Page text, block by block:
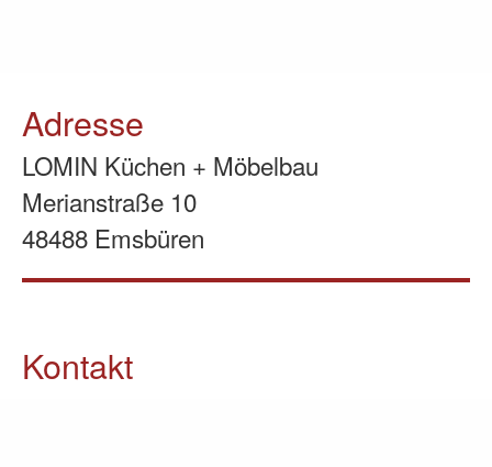
Adresse
LOMIN Küchen + Möbelbau
Merianstraße 10
48488 Emsbüren
Kontakt